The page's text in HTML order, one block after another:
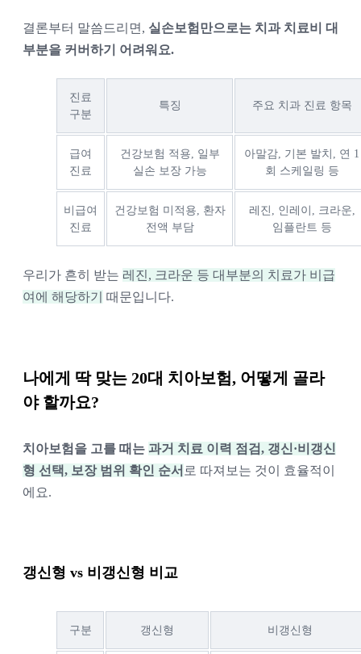
결론부터 말씀드리면, 실손보험만으로는 치과 치료비 대
부분을 커버하기 어려워요.
진료
구분
특징 주요 치과 진료 항목
급여
진료
건강보험 적용, 일부
실손 보장 가능
아말감, 기본 발치, 연 1
회 스케일링 등
비급여
진료
건강보험 미적용, 환자
전액 부담
레진, 인레이, 크라운,
임플란트 등
우리가 흔히 받는 레진, 크라운 등 대부분의 치료가 비급
여에 해당하기
때문입니다.
나에게 딱 맞는 20대 치아보험, 어떻게 골라
야 할까요?
치아보험을 고를 때는 과거 치료 이력 점검, 갱신·비갱신
형 선택, 보장 범위 확인 순서 로 따져보는 것이 효율적이
에요.
갱신형 vs 비갱신형 비교
구분 갱신형 비갱신형